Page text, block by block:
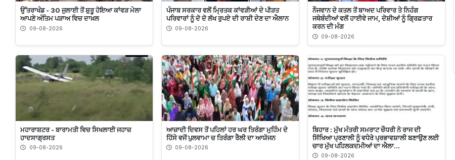
ਉੱਤਰਾਖੰਡ - 30 ਜੁਲਾਈ ਤੋਂ ਸ਼ੁਰੂ ਹੋਇਆ ਕਾਂਵੜ ਮੇਲਾ
ਆਪਣੇ ਅੰਤਿਮ ਪੜਾਅ ਵਿਚ ਦਾਖ਼ਲ
09-08-2026
ਪੰਜਾਬ ਸਰਕਾਰ ਵਲੋਂ ਮ੍ਰਿਤਕ ਕਾਂਵੜੀਆਂ ਦੇ ਪੀੜਤ
ਪਰਿਵਾਰਾਂ ਨੂੰ ਦੋ ਦੋ ਲੱਖ ਰੁਪਏ ਦੀ ਰਾਸ਼ੀ ਦੇਣ ਦਾ ਐਲਾਨ
09-08-2026
ਨੌਜਵਾਨ ਦੇ ਕਤਲ ਤੋਂ ਬਾਅਦ ਪਰਿਵਾਰ ਤੇ ਨਿਹੰਗ
ਜਥੇਬੰਦੀਆਂ ਵਲੋਂ ਹਾਈਵੇ ਜਾਮ, ਦੋਸ਼ੀਆਂ ਨੂੰ ਗ੍ਰਿਫ਼ਤਾਰ
ਕਰਨ ਦੀ ਮੰਗ
09-08-2026
ਮਹਾਰਾਸ਼ਟਰ - ਬਾਰਾਮਤੀ ਵਿਚ ਸਿਖਲਾਈ ਜਹਾਜ਼
ਹਾਦਸਾਗ੍ਰਸਤ
09-08-2026
ਆਜ਼ਾਦੀ ਦਿਵਸ ਤੋਂ ਪਹਿਲਾਂ ਹਰ ਘਰ ਤਿਰੰਗਾ ਮੁਹਿੰਮ ਦੇ
ਹਿੱਸੇ ਵਜੋਂ ਪੁਲਵਾਮਾ ਚ ਤਿਰੰਗਾ ਰੈਲੀ ਦਾ ਆਯੋਜਨ
09-08-2026
ਬਿਹਾਰ : ਮੁੱਖ ਮੰਤਰੀ ਸਮਰਾਟ ਚੌਧਰੀ ਨੇ ਰਾਜ ਦੀ
ਸਿੱਖਿਆ ਪ੍ਰਣਾਲੀ ਨੂੰ ਵਧੇਰੇ ਪ੍ਰਭਾਵਸ਼ਾਲੀ ਬਣਾਉਣ ਲਈ
ਚਾਰ ਮੁੱਖ ਪਹਿਲਕਦਮੀਆਂ ਦਾ ਐਲਾ...
09-08-2026